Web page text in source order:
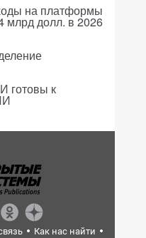
на платформы
млрд долл. в 2026
готовы к
Как нас найти